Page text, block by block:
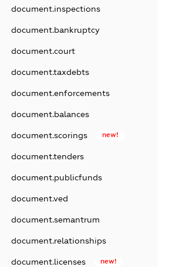
document.inspections
document.bankruptcy
document.court
document.taxdebts
document.enforcements
document.balances
document.scorings new!
document.tenders
document.publicfunds
document.ved
document.semantrum
document.relationships
document.licenses new!